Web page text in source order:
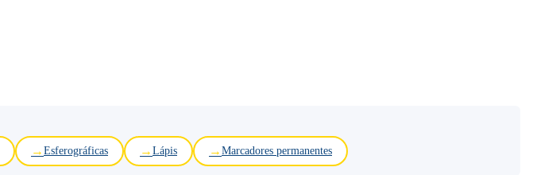
Esferográficas Lápis Marcadores permanentes